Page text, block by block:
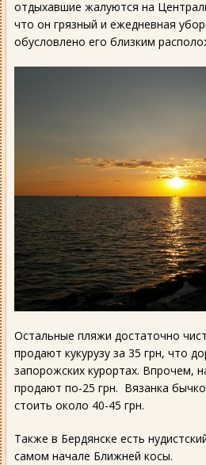
отдыхавшие жалуются на
что он грязный и ежедневная
обусловлено его близким
Остальные пляжи достаточно
продают кукурузу за 35 грн, что
запорожских курортах. Впрочем,
продают по-25 грн. Вязанка
стоить около 40-45 грн.
Также в Бердянске есть
самом начале Ближней косы.